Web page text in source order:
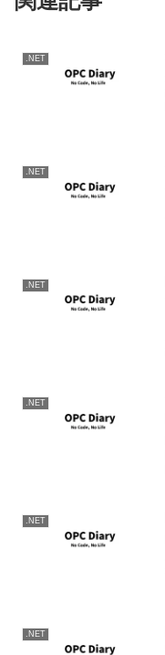
.NET
.NET
.NET
.NET
.NET
.NET